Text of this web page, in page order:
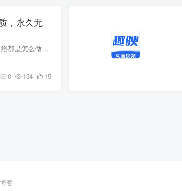
，永久无
聊个成年人的话题，大家的电子证件照都是怎么做的。不少朋友以前用过企鹅家的证件照小程序，那会儿不仅免费，还特别好用，一直用得很顺手。可前阵子我再打开一看，好家伙，居然悄悄开始收费了！...
0 134 15
客